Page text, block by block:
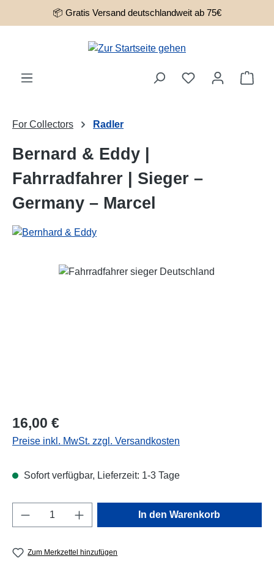
Zum Hauptinhalt springen
📦 Gratis Versand deutschlandweit ab 75€
For Collectors Radler
Bernard & Eddy |
Fahrradfahrer | Sieger –
Germany – Marcel
Bildergalerie überspringen
Regulärer Preis:
16,00 €
Preise inkl. MwSt. zzgl. Versandkosten
Sofort verfügbar, Lieferzeit: 1-3 Tage
Produkt Anzahl: Gib den gewünschten
In den Warenkorb
Zum Merkzettel hinzufügen